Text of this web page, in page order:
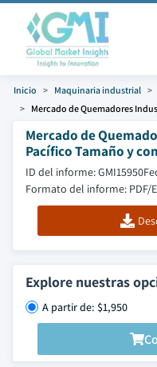
Inicio Maquinaria industrial
Mercado de Quemadores
Mercado de
Pacífico Tamaño y
ID del informe: GMI15950
Formato del informe:
Explore nuestras
A partir de: $1,950